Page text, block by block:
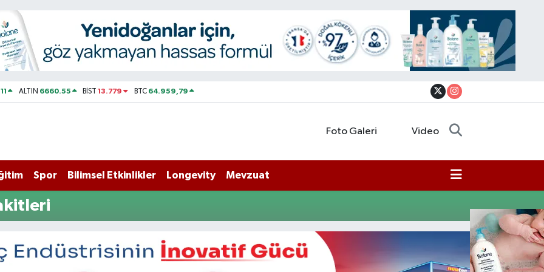
ALTIN 6660.55 BİST13.779 BTC 64.959,79
Foto Galeri Video
Spor Bilimsel Etkinlikler Longevity Mevzuat